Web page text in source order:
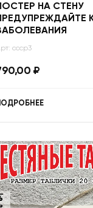
НА СТЕНУ
ссср3
₽
ПОДРОБНЕЕ